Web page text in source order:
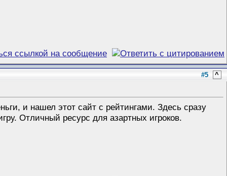
#5 ^
и нашел этот сайт с рейтингами. Здесь сразу
Отличный ресурс для азартных игроков.